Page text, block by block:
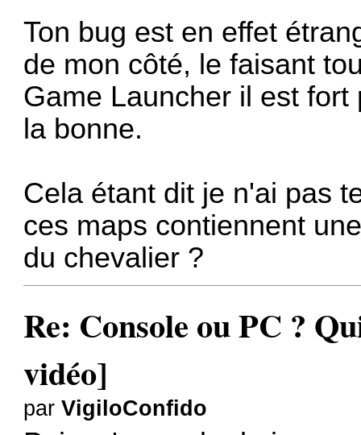
Ton bug est en effet
de mon côté, le faisant
Game Launcher il est
la bonne.
Cela étant dit je n'ai pas
ces maps contiennent
du chevalier ?
Re: Console ou PC ?
vidéo]
parVigiloConfido